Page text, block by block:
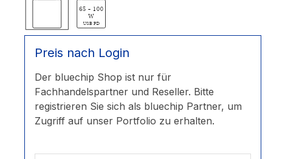
Preis nach Login
Der bluechip Shop ist nur für
Fachhandelspartner und Reseller. Bitte
registrieren Sie sich als bluechip Partner, um
Zugriff auf unser Portfolio zu erhalten.